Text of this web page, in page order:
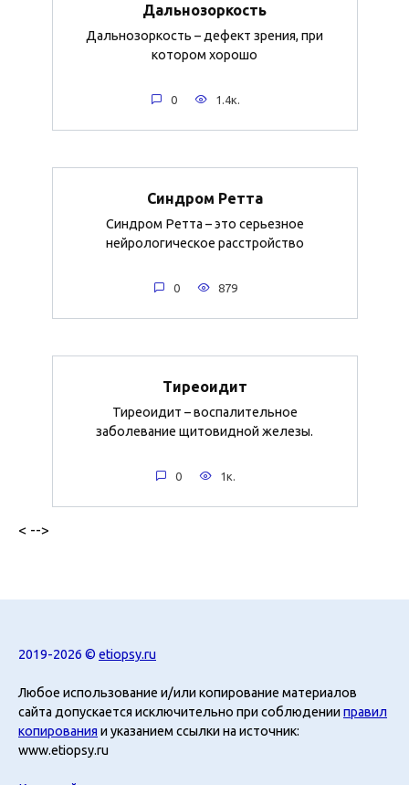
Дальнозоркость
Дальнозоркость – дефект зрения, при
котором хорошо
0 1.4к.
Синдром Ретта
Синдром Ретта – это серьезное
нейрологическое расстройство
0 879
Тиреоидит
Тиреоидит – воспалительное
заболевание щитовидной железы.
0 1к.
< -->
2019-2026 © etiopsy.ru
Любое использование и/или копирование материалов
сайта допускается исключительно при соблюденииправил
копирования и указанием ссылки на источник:
www.etiopsy.ru